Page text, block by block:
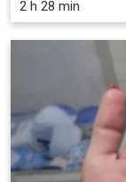
2 h 28 min